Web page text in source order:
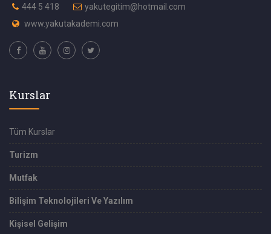
444 5 418
yakutegitim@hotmail.com
www.yakutakademi.com
Kurslar
Tüm Kurslar
Turizm
Mutfak
Bilişim Teknolojileri Ve Yazılım
Kişisel Gelişim